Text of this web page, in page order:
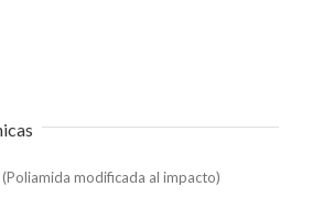
modificada al impacto)